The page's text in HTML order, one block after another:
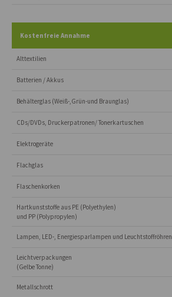
Kostenfreie Annahme
Alttextilien
Batterien / Akkus
Behälterglas (Weiß-,Grün-und Braunglas)
CDs/DVDs, Druckerpatronen/ Tonerkartuschen
Elektrogeräte
Flachglas
Flaschenkorken
Hartkunststoffe aus PE (Polyethylen)
und PP (Polypropylen)
Lampen, LED-, Energiesparlampen und Leuchtstoffröhren
Leichtverpackungen
(Gelbe Tonne)
Metallschrott